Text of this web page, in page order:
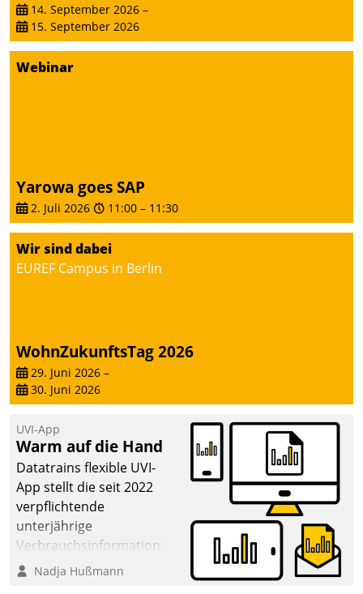
14. September 2026 –
15. September 2026
Webinar
Yarowa goes SAP
2. Juli 2026 11:00 – 11:30
Wir sind dabei
EUREF Campus in Berlin
WohnZukunftsTag 2026
29. Juni 2026 –
30. Juni 2026
UVI-App
Warm auf die Hand
Datatrains flexible UVI-
App stellt die seit 2022
verpflichtende
unterjährige
Verbrauchsinformation
schnell, zuverlässig und
Nadja Hußmann